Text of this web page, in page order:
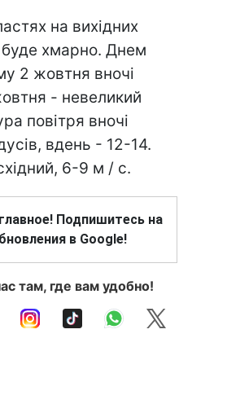
на вихідних
буде хмарно. Днем
2 жовтня вночі
- невеликий
повітря вночі
вдень - 12-14.
6-9 м / с.
Подпишитесь на
в Google!
там, где вам удобно!